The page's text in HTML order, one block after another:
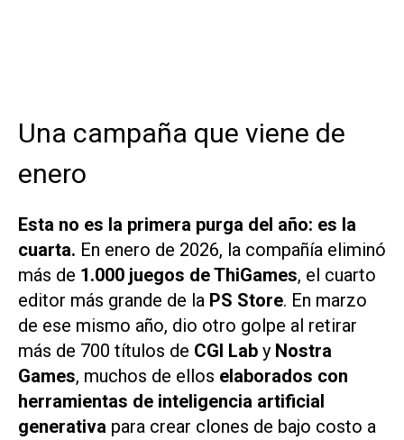
Una campaña que viene de
enero
Esta no es la primera purga del año: es la
cuarta. En enero de 2026, la compañía eliminó
más de 1.000 juegos de ThiGames, el cuarto
editor más grande de la PS Store. En marzo
de ese mismo año, dio otro golpe al retirar
más de 700 títulos de CGI Lab y Nostra
Games, muchos de ellos elaborados con
herramientas de inteligencia artificial
generativa para crear clones de bajo costo a